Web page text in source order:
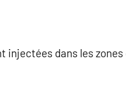
injectées dans les